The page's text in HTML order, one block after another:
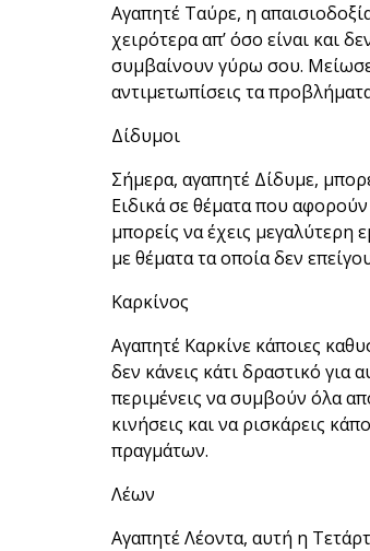
Αγαπητέ Ταύρε, η
χειρότερα απ’ όσο είναι και
συμβαίνουν γύρω σου. Μείωσε
αντιμετωπίσεις τα
Δίδυμοι
Σήμερα, αγαπητέ Δίδυμε,
Ειδικά σε θέματα που αφορούν
μπορείς να έχεις μεγαλύτερη
με θέματα τα οποία δεν
Καρκίνος
Αγαπητέ Καρκίνε κάποιες
δεν κάνεις κάτι δραστικό για
περιμένεις να συμβούν όλα
κινήσεις και να ρισκάρεις
πραγμάτων.
Λέων
Αγαπητέ Λέοντα, αυτή η